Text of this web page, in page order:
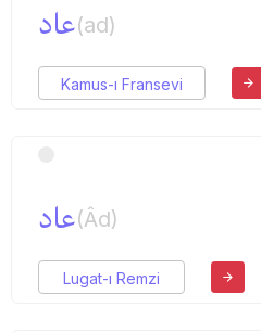
عاد(ad)
Kamus-ı Fransevi
عاد(Âd)
Lugat-ı Remzi